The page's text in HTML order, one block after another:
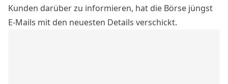
Kunden darüber zu informieren, hat die Börse jüngst
E-Mails mit den neuesten Details verschickt.